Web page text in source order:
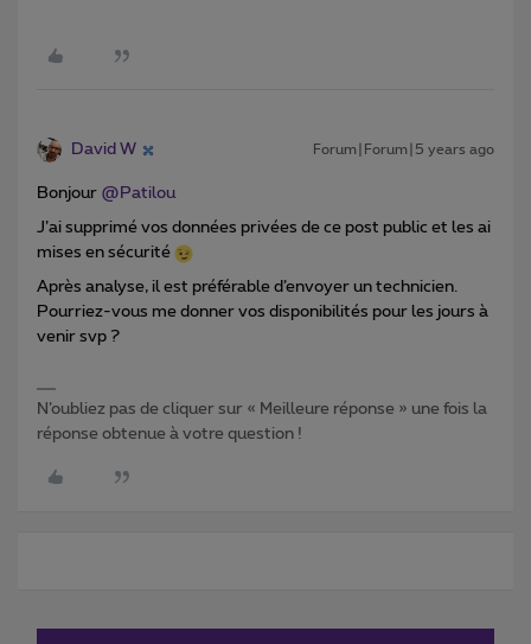
David W Forum|Forum|5 years ago
Bonjour @Patilou
J’ai supprimé vos données privées de ce post public et les ai
mises en sécurité
Après analyse, il est préférable d’envoyer un technicien.
Pourriez-vous me donner vos disponibilités pour les jours à
venir svp ?
N’oubliez pas de cliquer sur « Meilleure réponse » une fois la
réponse obtenue à votre question !